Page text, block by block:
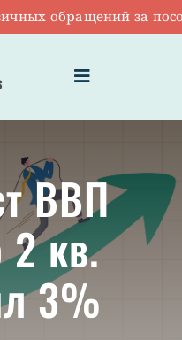
обращений за
Toggle
Navigation
ВВП
кв.
3%